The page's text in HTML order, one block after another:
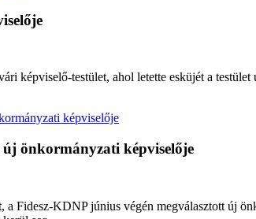
képviselő-testület, ahol letette esküjét a
önkormányzati képviselője
a Fidesz-KDNP június végén megválasztott új